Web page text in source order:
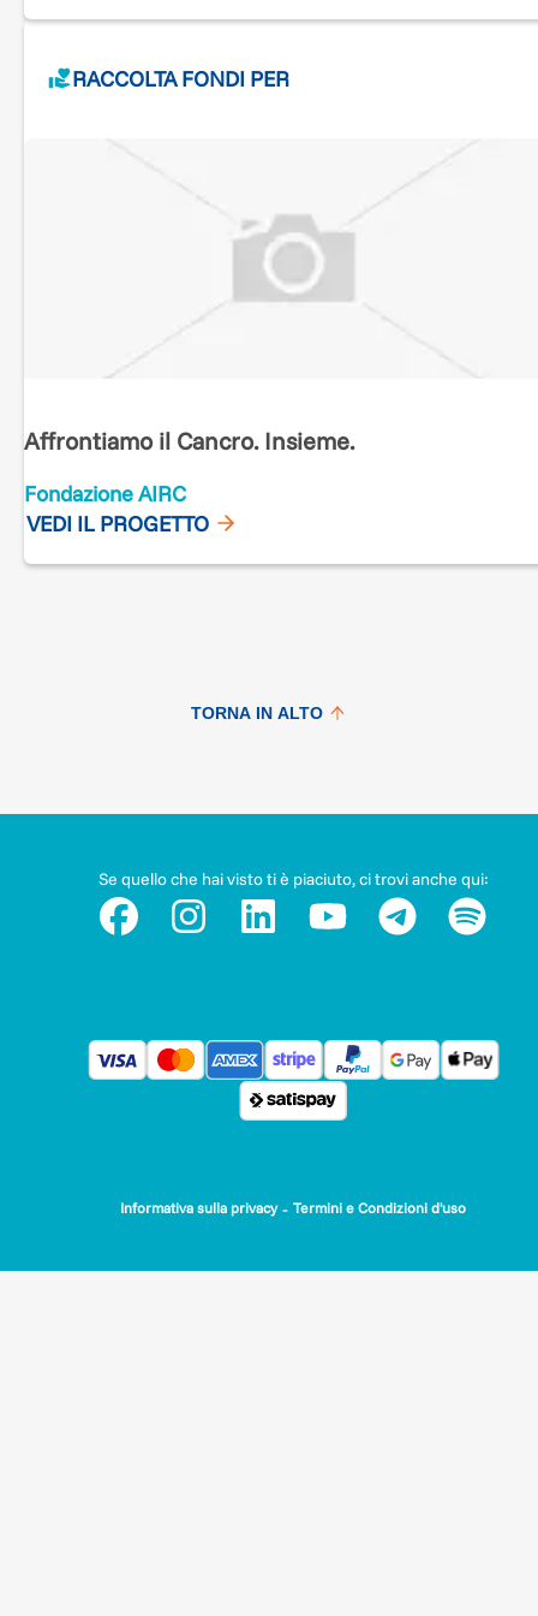
RACCOLTA FONDI PER
Affrontiamo il Cancro. Insieme.
Fondazione AIRC
VEDI IL PROGETTO
TORNA IN ALTO
Se quello che hai visto ti è piaciuto, ci trovi anche qui:
Informativa sulla privacy - Termini e Condizioni d'uso